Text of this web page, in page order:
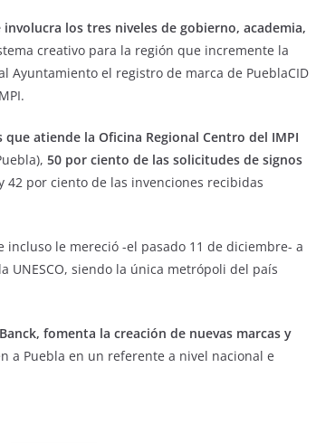
los tres niveles de gobierno, academia,
creativo para la región que incremente la
Ayuntamiento el registro de marca de PueblaCID
que atiende la Oficina Regional Centro del IMPI
50 por ciento de las solicitudes de signos
42 por ciento de las invenciones recibidas
incluso le mereció -el pasado 11 de diciembre- a
UNESCO, siendo la única metrópoli del país
fomenta la creación de nuevas marcas y
a Puebla en un referente a nivel nacional e